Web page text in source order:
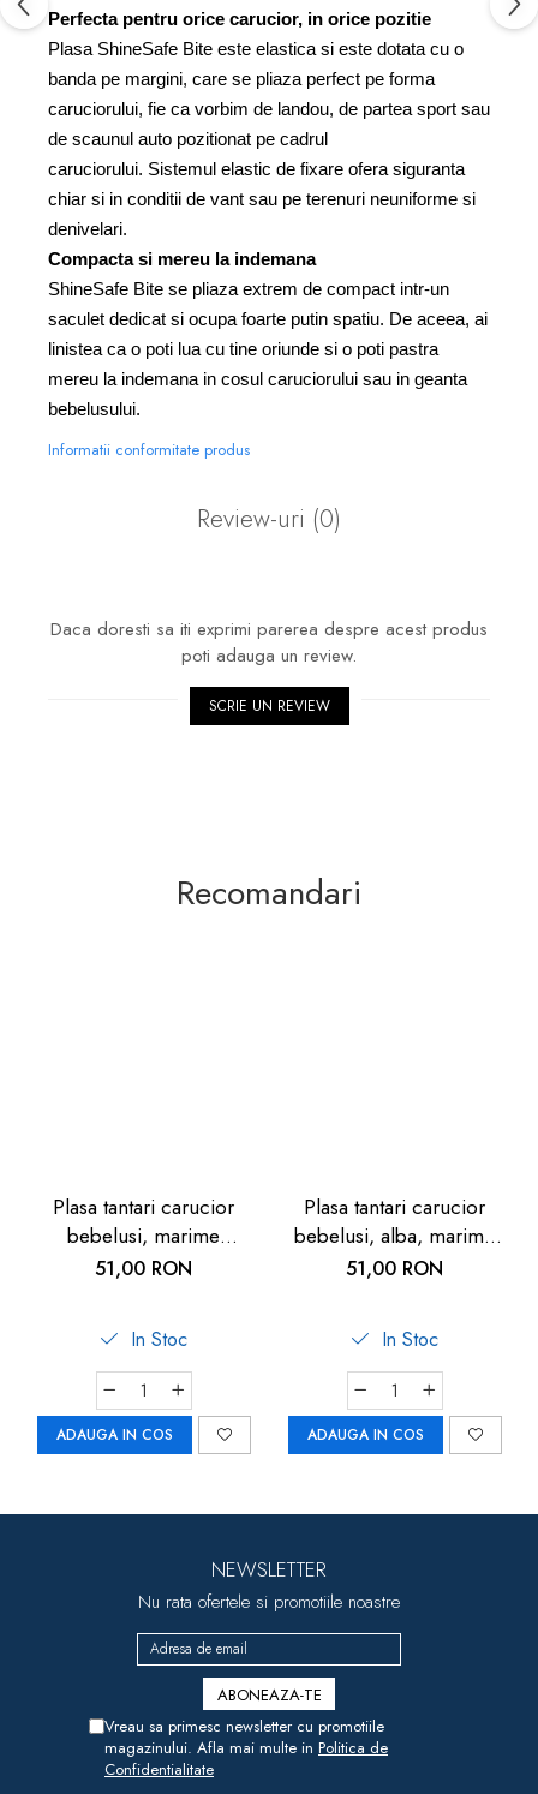
Perfecta pentru orice carucior, in orice pozitie
Plasa ShineSafe Bite este elastica si este dotata cu o
banda pe margini, care se pliaza perfect pe forma
caruciorului, fie ca vorbim de landou, de partea sport sau
de scaunul auto pozitionat pe cadrul
caruciorului. Sistemul elastic de fixare ofera siguranta
chiar si in conditii de vant sau pe terenuri neuniforme si
denivelari.
Compacta si mereu la indemana
ShineSafe Bite se pliaza extrem de compact intr-un
saculet dedicat si ocupa foarte putin spatiu. De aceea, ai
linistea ca o poti lua cu tine oriunde si o poti pastra
mereu la indemana in cosul caruciorului sau in geanta
bebelusului.
Informatii conformitate produs
Review-uri (0)
Daca doresti sa iti exprimi parerea despre acest produs
poti adauga un review.
SCRIE UN REVIEW
Recomandari
Plasa tantari carucior
bebelusi, marime
universala, neagra, Reer
51,00 RON
In Stoc
ADAUGA IN COS
Plasa tantari carucior
bebelusi, alba, marime
universala, Reer BiteSafe
51,00 RON
In Stoc
ADAUGA IN COS
NEWSLETTER
Nu rata ofertele si promotiile noastre
Vreau sa primesc newsletter cu promotiile
magazinului. Afla mai multe in Politica de
Confidentialitate